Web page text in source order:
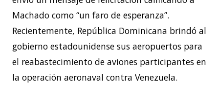
Machado como “un faro de esperanza”.
Recientemente, República Dominicana brindó al
gobierno estadounidense sus aeropuertos para
el reabastecimiento de aviones participantes en
la operación aeronaval contra Venezuela.